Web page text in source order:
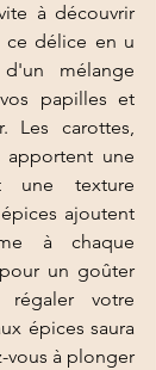
à découvrir
ce délice en u
mélange
papilles et
Les carottes,
apportent une
une texture
ajoutent
à chaque
un goûter
votre
épices saura
vous à plonger